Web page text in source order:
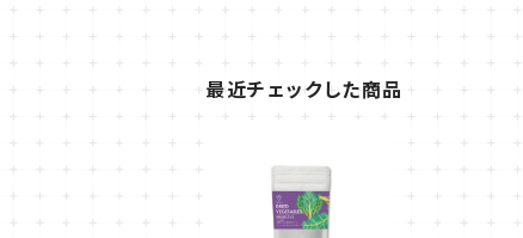
最近チェックした商品